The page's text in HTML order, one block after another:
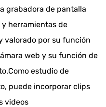
grabadora de pantalla
herramientas de
valorado por su función
web y su función de
estudio de
puede incorporar clips
videos